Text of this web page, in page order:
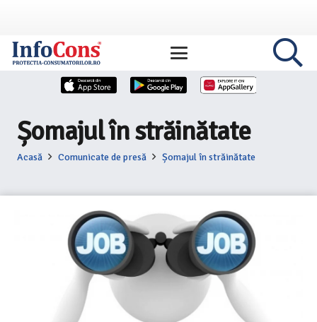
Șomajul în străinătate
Acasă Comunicate de presă Șomajul în străinătate